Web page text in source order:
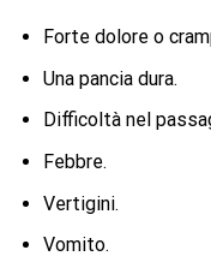
Forte dolore o
Una pancia dura.
Difficoltà nel
Febbre.
Vertigini.
Vomito.